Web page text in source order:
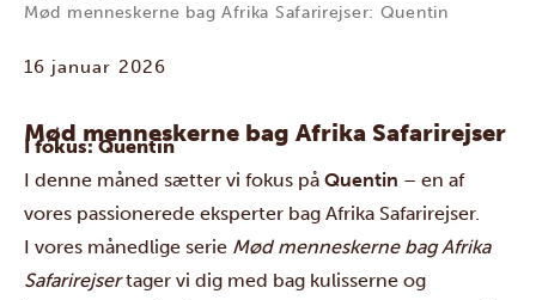
Mød menneskerne bag Afrika Safarirejser: Quentin
16 januar 2026
Mød menneskerne bag Afrika Safarirejser
I fokus:Quentin
I denne måned sætter vi fokus på Quentin – en af
vores passionerede eksperter bag Afrika Safarirejser.
I vores månedlige serie Mød menneskerne bag Afrika
Safarirejsertager vi dig med bag kulisserne og